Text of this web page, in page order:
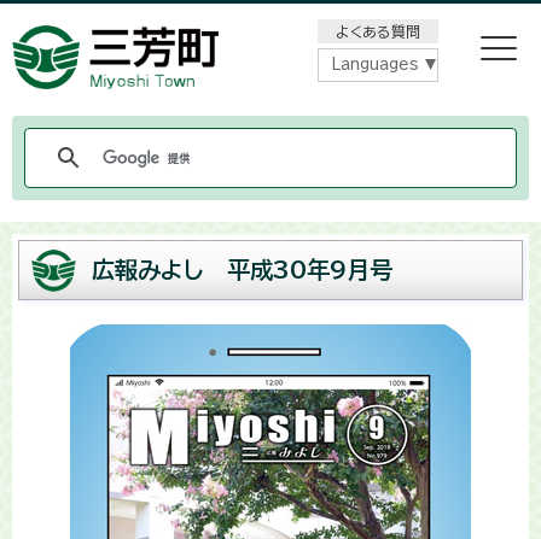
よくある質問
Languages
広報みよし 平成30年9月号